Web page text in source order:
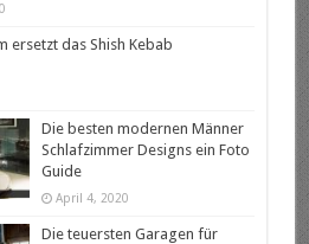
ersetzt das Shish Kebab
Die besten modernen Männer
Schlafzimmer Designs ein Foto
Guide
April 4, 2020
Die teuersten Garagen für